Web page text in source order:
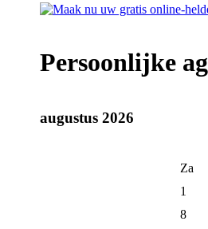
Persoonlijke
augustus 2026
Za
1
8